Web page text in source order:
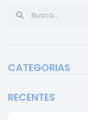
CATEGORIAS
RECENTES